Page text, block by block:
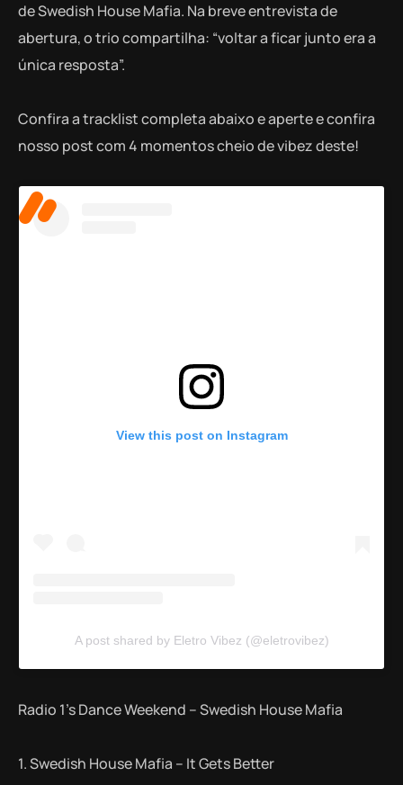
de Swedish House Mafia. Na breve entrevista de
abertura, o trio compartilha: “voltar a ficar junto era a
única resposta”.
Confira a tracklist completa abaixo e aperte e confira
nosso post com 4 momentos cheio de vibez deste!
View this post on Instagram
A post shared by Eletro Vibez (@eletrovibez)
Radio 1’s Dance Weekend – Swedish House Mafia
1. Swedish House Mafia – It Gets Better